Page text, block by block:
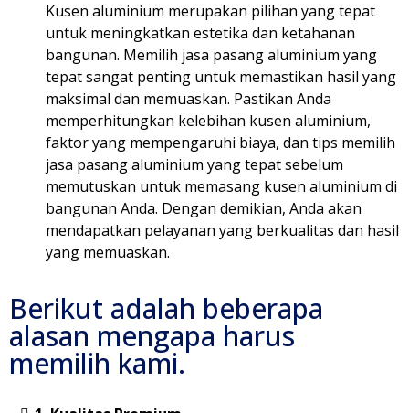
Kusen aluminium merupakan pilihan yang tepat
untuk meningkatkan estetika dan ketahanan
bangunan. Memilih jasa pasang aluminium yang
tepat sangat penting untuk memastikan hasil yang
maksimal dan memuaskan. Pastikan Anda
memperhitungkan kelebihan kusen aluminium,
faktor yang mempengaruhi biaya, dan tips memilih
jasa pasang aluminium yang tepat sebelum
memutuskan untuk memasang kusen aluminium di
bangunan Anda. Dengan demikian, Anda akan
mendapatkan pelayanan yang berkualitas dan hasil
yang memuaskan.
Berikut adalah beberapa
alasan mengapa harus
memilih kami.